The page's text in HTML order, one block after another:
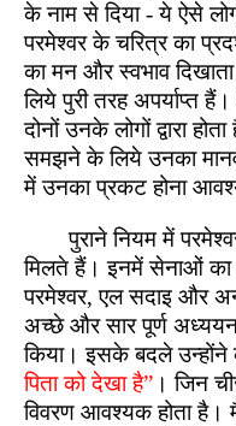
के नाम से दिया - ये ऐसे
परमेश्वर के चरित्र का
का मन और स्वभाव
लिये पुरी तरह अपर्याप्त
दोनों उनके लोगों द्वारा
समझने के लिये उनका
में उनका प्रकट होना
पुराने नियम में
मिलते हैं। इनमें सेनाओं का
परमेश्वर, एल सदाइ और
अच्छे और सार पूर्ण
किया। इसके बदले उन्होंने
पिता को देखा है” । जिन
विवरण आवश्यक होता